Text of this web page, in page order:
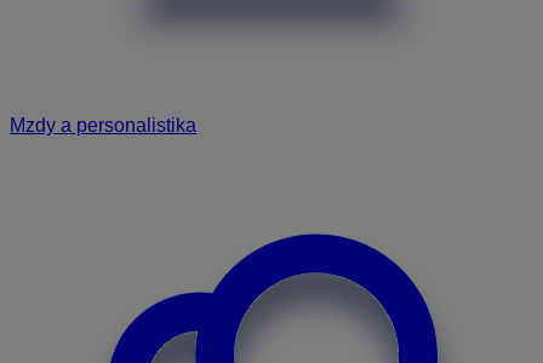
Mzdy a personalistika